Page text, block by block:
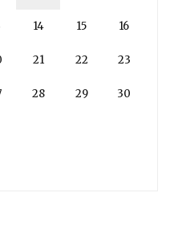
14 15 16
21 22 23
28 29 30